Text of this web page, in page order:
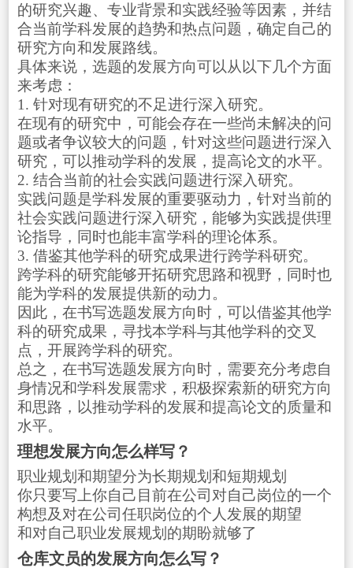
的研究兴趣、专业背景和实践经验等因素，并结
合当前学科发展的趋势和热点问题，确定自己的
研究方向和发展路线。
具体来说，选题的发展方向可以从以下几个方面
来考虑：
1. 针对现有研究的不足进行深入研究。
在现有的研究中，可能会存在一些尚未解决的问
题或者争议较大的问题，针对这些问题进行深入
研究，可以推动学科的发展，提高论文的水平。
2. 结合当前的社会实践问题进行深入研究。
实践问题是学科发展的重要驱动力，针对当前的
社会实践问题进行深入研究，能够为实践提供理
论指导，同时也能丰富学科的理论体系。
3. 借鉴其他学科的研究成果进行跨学科研究。
跨学科的研究能够开拓研究思路和视野，同时也
能为学科的发展提供新的动力。
因此，在书写选题发展方向时，可以借鉴其他学
科的研究成果，寻找本学科与其他学科的交叉
点，开展跨学科的研究。
总之，在书写选题发展方向时，需要充分考虑自
身情况和学科发展需求，积极探索新的研究方向
和思路，以推动学科的发展和提高论文的质量和
水平。
理想发展方向怎么样写？
职业规划和期望分为长期规划和短期规划
你只要写上你自己目前在公司对自己岗位的一个
构想及对在公司任职岗位的个人发展的期望
和对自己职业发展规划的期盼就够了
仓库文员的发展方向怎么写？